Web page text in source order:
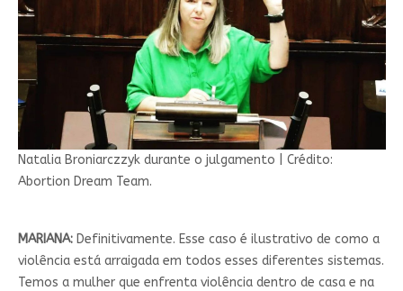
Natalia Broniarczzyk durante o julgamento | Crédito:
Abortion Dream Team.
MARIANA: Definitivamente. Esse caso é ilustrativo de como a
violência está arraigada em todos esses diferentes sistemas.
Temos a mulher que enfrenta violência dentro de casa e na